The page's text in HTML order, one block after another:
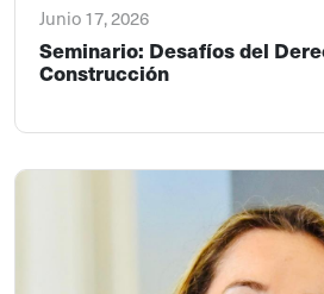
Junio 17, 2026
Seminario: Desafíos del
Construcción